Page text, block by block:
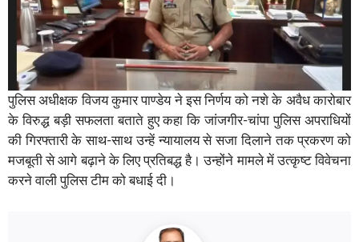
पुलिस अधीक्षक विजय कुमार पाण्डेय ने इस निर्णय को नशे के अवैध कारोबार
के विरुद्ध बड़ी सफलता बताते हुए कहा कि जांजगीर-चांपा पुलिस अपराधियों
की गिरफ्तारी के साथ-साथ उन्हें न्यायालय से सजा दिलाने तक प्रकरण को
मजबूती से आगे बढ़ाने के लिए प्रतिबद्ध है। उन्होंने मामले में उत्कृष्ट विवेचना
करने वाली पुलिस टीम को बधाई दी।